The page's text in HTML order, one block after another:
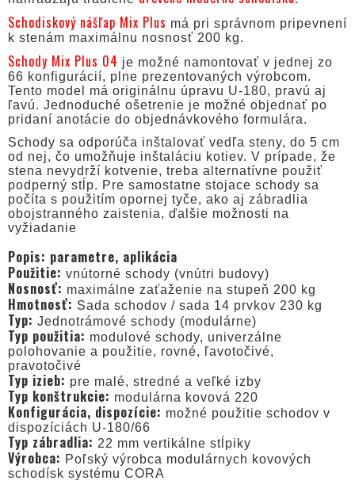
Schodiskový nášľap Mix Plus má pri správnom pripevnení
k stenám maximálnu nosnosť 200 kg.
Schody Mix Plus 04 je možné namontovať v jednej zo
66 konfigurácií, plne prezentovaných výrobcom.
Tento model má originálnu úpravu U-180, pravú aj
ľavú. Jednoduché ošetrenie je možné objednať po
pridaní anotácie do objednávkového formulára.
Schody sa odporúča inštalovať vedľa steny, do 5 cm
od nej, čo umožňuje inštaláciu kotiev. V prípade, že
stena nevydrží kotvenie, treba alternatívne použiť
podperný stĺp. Pre samostatne stojace schody sa
počíta s použitím opornej tyče, ako aj zábradlia
obojstranného zaistenia, ďalšie možnosti na
vyžiadanie
Popis: parametre, aplikácia
Použitie: vnútorné schody (vnútri budovy)
Nosnosť: maximálne zaťaženie na stupeň 200 kg
Hmotnosť: Sada schodov / sada 14 prvkov 230 kg
Typ: Jednotrámové schody (modulárne)
Typ použitia: modulové schody, univerzálne
polohovanie a použitie, rovné, ľavotočivé,
pravotočivé
Typ izieb: pre malé, stredné a veľké izby
Typ konštrukcie: modulárna kovová 220
Konfigurácia, dispozície: možné použitie schodov v
dispozíciách U-180/66
Typ zábradlia: 22 mm vertikálne stĺpiky
Výrobca: Poľský výrobca modulárnych kovových
schodísk systému CORA